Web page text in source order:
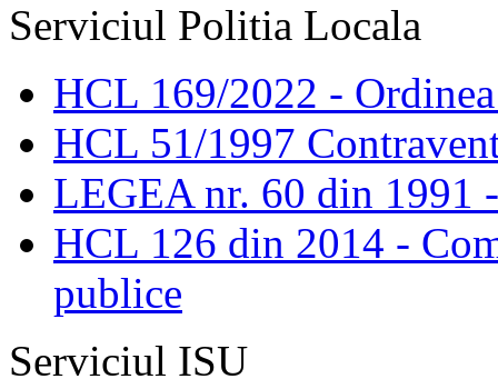
Serviciul Politia Locala
HCL 169/2022 -
HCL 51/1997
LEGEA nr. 60 din 1991
HCL 126 din 2014 -
publice
Serviciul ISU